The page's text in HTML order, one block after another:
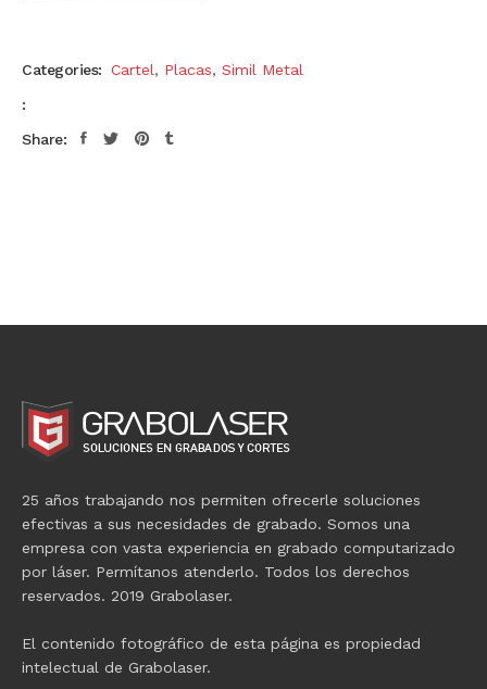
Categories: Cartel, Placas, Simil Metal
:
Share:
25 años trabajando nos permiten ofrecerle soluciones
efectivas a sus necesidades de grabado. Somos una
empresa con vasta experiencia en grabado computarizado
por láser. Permítanos atenderlo. Todos los derechos
reservados. 2019 Grabolaser.
El contenido fotográfico de esta página es propiedad
intelectual de Grabolaser.